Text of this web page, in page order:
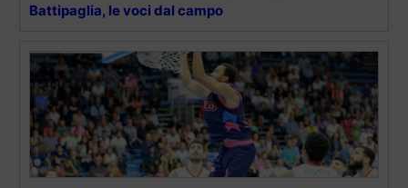
Battipaglia, le voci dal campo